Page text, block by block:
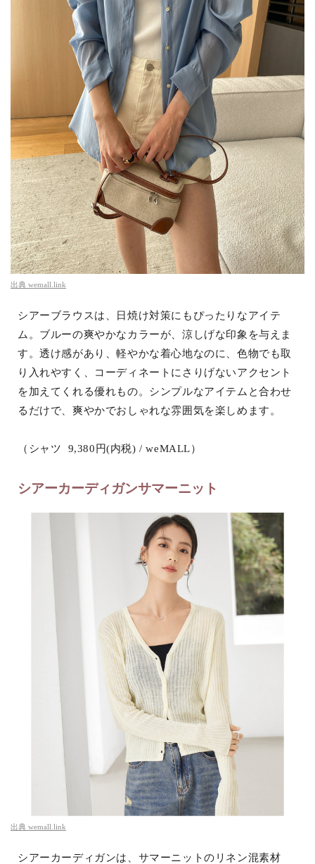
出典 wemall.link
シアーブラウスは、日焼け対策にもぴったりなアイテ
ム。ブルーの爽やかなカラーが、涼しげな印象を与えま
す。透け感があり、軽やかな着心地なのに、色物でも取
り入れやすく、コーディネートにさりげないアクセント
を加えてくれる優れもの。シンプルなアイテムと合わせ
るだけで、爽やかでおしゃれな雰囲気を楽しめます。
（シャツ 9,380円(内税) / weMALL）
シアーカーディガンサマーニット
出典 wemall.link
シアーカーディガンは、サマーニットのリネン混素材